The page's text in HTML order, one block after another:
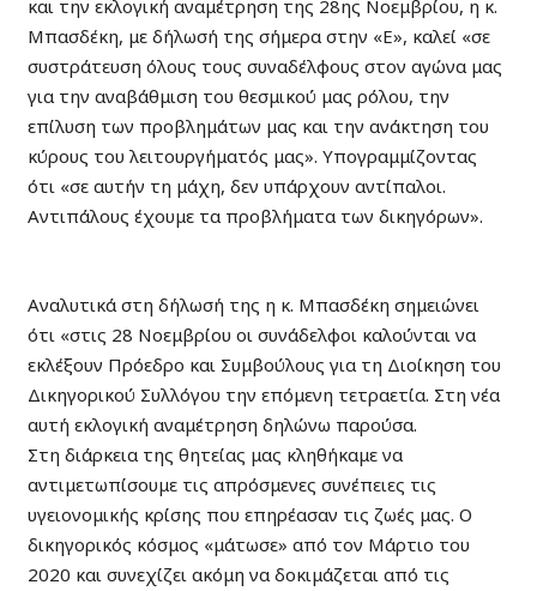
και την εκλογική αναμέτρηση της 28ης Νοεμβρίου, η κ.
Μπασδέκη, με δήλωσή της σήμερα στην «Ε», καλεί «σε
συστράτευση όλους τους συναδέλφους στον αγώνα μας
για την αναβάθμιση του θεσμικού μας ρόλου, την
επίλυση των προβλημάτων μας και την ανάκτηση του
κύρους του λειτουργήματός μας». Υπογραμμίζοντας
ότι «σε αυτήν τη μάχη, δεν υπάρχουν αντίπαλοι.
Αντιπάλους έχουμε τα προβλήματα των δικηγόρων».
Αναλυτικά στη δήλωσή της η κ. Μπασδέκη σημειώνει
ότι «στις 28 Νοεμβρίου οι συνάδελφοι καλούνται να
εκλέξουν Πρόεδρο και Συμβούλους για τη Διοίκηση του
Δικηγορικού Συλλόγου την επόμενη τετραετία. Στη νέα
αυτή εκλογική αναμέτρηση δηλώνω παρούσα.
Στη διάρκεια της θητείας μας κληθήκαμε να
αντιμετωπίσουμε τις απρόσμενες συνέπειες τις
υγειονομικής κρίσης που επηρέασαν τις ζωές μας. Ο
δικηγορικός κόσμος «μάτωσε» από τον Μάρτιο του
2020 και συνεχίζει ακόμη να δοκιμάζεται από τις